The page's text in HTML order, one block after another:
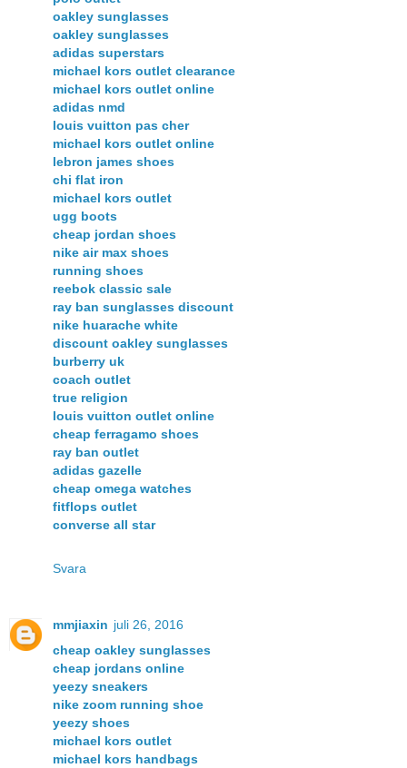
oakley sunglasses
oakley sunglasses
adidas superstars
michael kors outlet clearance
michael kors outlet online
adidas nmd
louis vuitton pas cher
michael kors outlet online
lebron james shoes
chi flat iron
michael kors outlet
ugg boots
cheap jordan shoes
nike air max shoes
running shoes
reebok classic sale
ray ban sunglasses discount
nike huarache white
discount oakley sunglasses
burberry uk
coach outlet
true religion
louis vuitton outlet online
cheap ferragamo shoes
ray ban outlet
adidas gazelle
cheap omega watches
fitflops outlet
converse all star
Svara
mmjiaxin juli 26, 2016
cheap oakley sunglasses
cheap jordans online
yeezy sneakers
nike zoom running shoe
yeezy shoes
michael kors outlet
michael kors handbags